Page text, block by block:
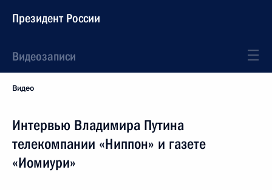
Президент России
Видеозаписи
Видео
Интервью Владимира Путина
телекомпании «Ниппон» и газете
«Иомиури»